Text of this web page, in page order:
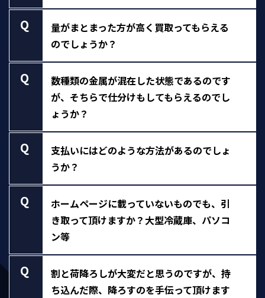
Q
量がまとまった方が高く買取ってもらえる
のでしょうか？
Q
数種類の金属が混在した状態であるのです
が、そちらで仕分けもしてもらえるのでし
ょうか？
Q
支払いにはどのような方法があるのでしょ
うか？
Q
ホームページに載っていないものでも、引
き取って頂けますか？大型冷蔵庫、パソコ
ン等
Q
割と荷降ろしが大変だと思うのですが、持
ち込んだ際、降ろすのを手伝って頂けます